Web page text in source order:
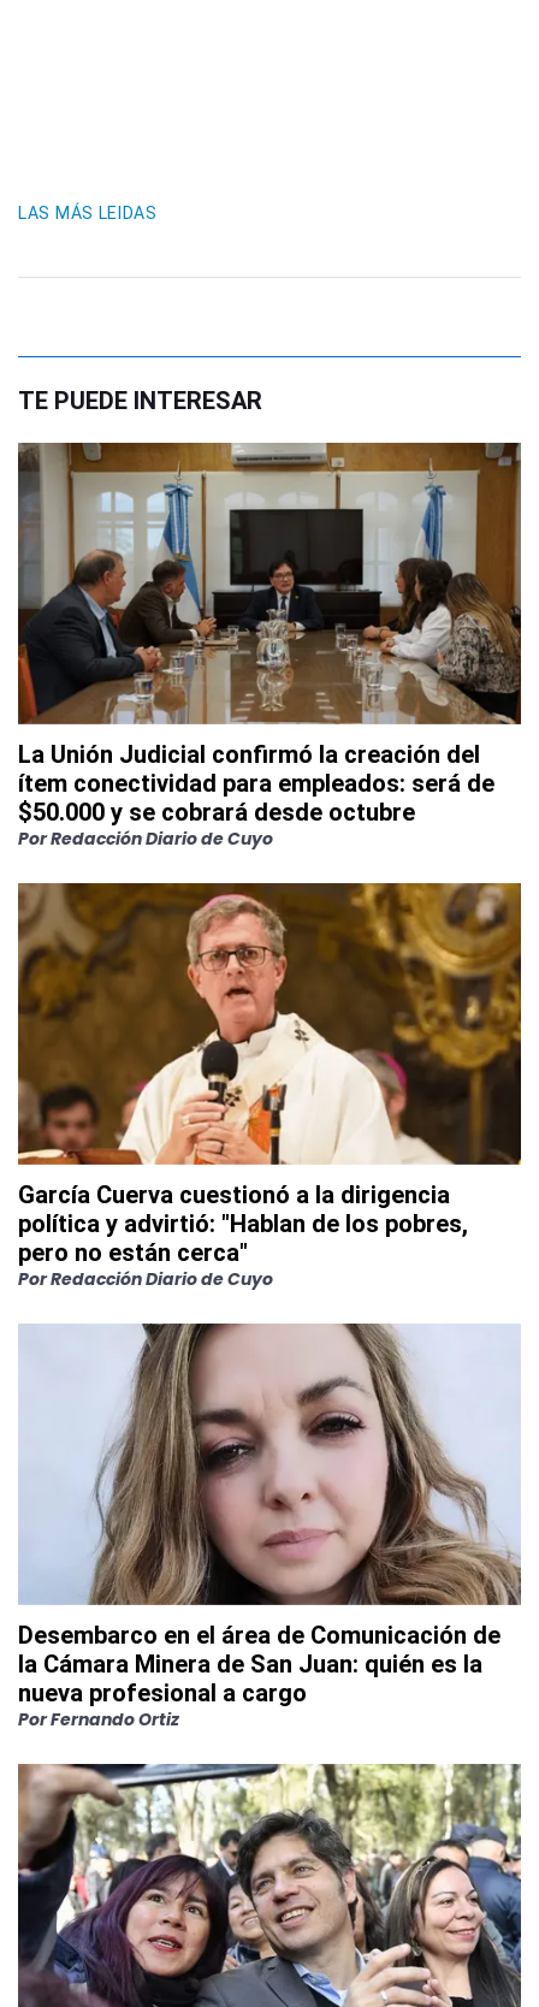
LAS MÁS LEIDAS
TE PUEDE INTERESAR
La Unión Judicial confirmó la creación del
ítem conectividad para empleados: será de
$50.000 y se cobrará desde octubre
PorRedacción Diario de Cuyo
García Cuerva cuestionó a la dirigencia
política y advirtió: "Hablan de los pobres,
pero no están cerca"
PorRedacción Diario de Cuyo
Desembarco en el área de Comunicación de
la Cámara Minera de San Juan: quién es la
nueva profesional a cargo
PorFernando Ortiz